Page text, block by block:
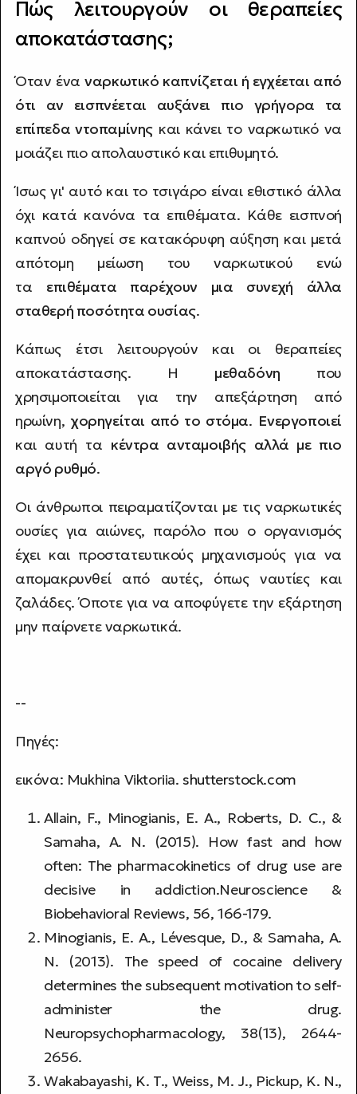
Πώς λειτουργούν οι θεραπείες
αποκατάστασης;
Όταν έναναρκωτικό καπνίζεται ή εγχέεται από
ότι αν εισπνέεται αυξάνει πιο γρήγορα τα
επίπεδα ντοπαμίνης και κάνει το ναρκωτικό να
μοιάζει πιο απολαυστικό και επιθυμητό.
Ίσως γι' αυτό και το τσιγάρο είναι εθιστικό άλλα
όχι κατά κανόνα τα επιθέματα. Κάθε εισπνοή
καπνού οδηγεί σε κατακόρυφη αύξηση και μετά
απότομη μείωση του ναρκωτικού ενώ
τα επιθέματα παρέχουν μια συνεχή άλλα
σταθερή ποσότητα ουσίας.
Κάπως έτσι λειτουργούν και οι θεραπείες
αποκατάστασης. Η μεθαδόνη που
χρησιμοποιείται για την απεξάρτηση από
ηρωίνη, χορηγείται από το στόμα. Ενεργοποιεί
και αυτή τα κέντρα ανταμοιβής αλλά με πιο
αργό ρυθμό.
Οι άνθρωποι πειραματίζονται με τις ναρκωτικές
ουσίες για αιώνες, παρόλο που ο οργανισμός
έχει και προστατευτικούς μηχανισμούς για να
απομακρυνθεί από αυτές, όπως ναυτίες και
ζαλάδες. Όποτε για να αποφύγετε την εξάρτηση
μην παίρνετε ναρκωτικά.
--
Πηγές:
εικόνα: Mukhina Viktoriia.shutterstock.com
Allain, F., Minogianis, E. A., Roberts, D. C., &
Samaha, A. N. (2015). How fast and how
often: The pharmacokinetics of drug use are
decisive in addiction.Neuroscience &
Biobehavioral Reviews, 56, 166-179.
Minogianis, E. A., Lévesque, D., & Samaha, A.
N. (2013). The speed of cocaine delivery
determines the subsequent motivation to self-
administer the drug.
Neuropsychopharmacology, 38(13), 2644-
2656.
Wakabayashi, K. T., Weiss, M. J., Pickup, K. N.,